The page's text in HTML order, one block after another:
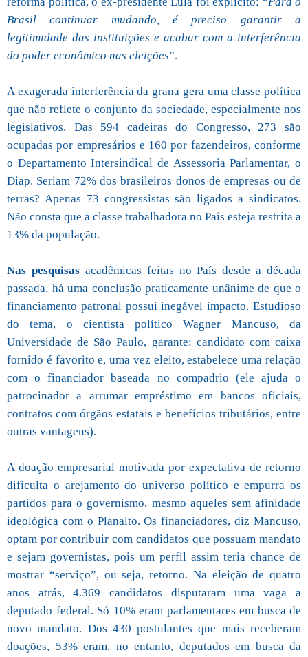
Brasil continuar mudando, é preciso garantir a
legitimidade das instituições e acabar com a interferência
do poder econômico nas eleições”.
A exagerada interferência da grana gera uma classe política
que não reflete o conjunto da sociedade, especialmente nos
legislativos. Das 594 cadeiras do Congresso, 273 são
ocupadas por empresários e 160 por fazendeiros, conforme
o Departamento Intersindical de Assessoria Parlamentar, o
Diap. Seriam 72% dos brasileiros donos de empresas ou de
terras? Apenas 73 congressistas são ligados a sindicatos.
Não consta que a classe trabalhadora no País esteja restrita a
13% da população.
Nas pesquisasacadêmicas feitas no País desde a década
passada, há uma conclusão praticamente unânime de que o
financiamento patronal possui inegável impacto. Estudioso
do tema, o cientista político Wagner Mancuso, da
Universidade de São Paulo, garante: candidato com caixa
fornido é favorito e, uma vez eleito, estabelece uma relação
com o financiador baseada no compadrio (ele ajuda o
patrocinador a arrumar empréstimo em bancos oficiais,
contratos com órgãos estatais e benefícios tributários, entre
outras vantagens).
A doação empresarial motivada por expectativa de retorno
dificulta o arejamento do universo político e empurra os
partidos para o governismo, mesmo aqueles sem afinidade
ideológica com o Planalto. Os financiadores, diz Mancuso,
optam por contribuir com candidatos que possuam mandato
e sejam governistas, pois um perfil assim teria chance de
mostrar “serviço”, ou seja, retorno. Na eleição de quatro
anos atrás, 4.369 candidatos disputaram uma vaga a
deputado federal. Só 10% eram parlamentares em busca de
novo mandato. Dos 430 postulantes que mais receberam
doações, 53% eram, no entanto, deputados em busca da